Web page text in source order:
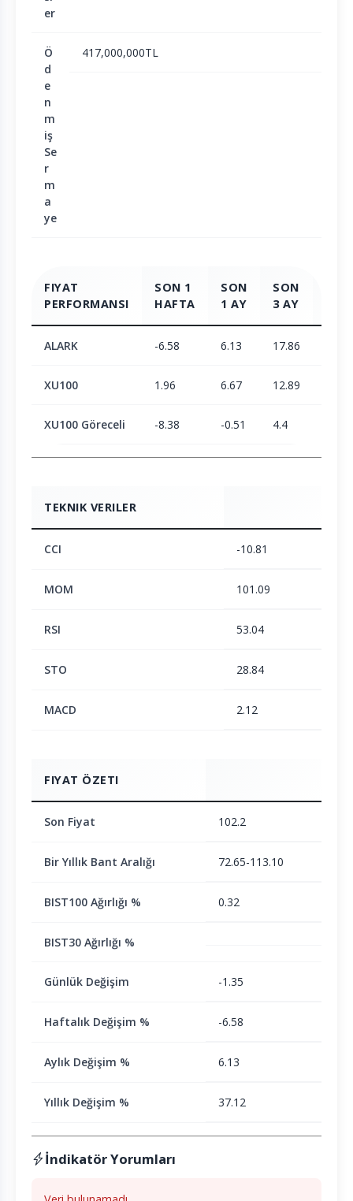
er
Ö
d
e
n
m
iş
Se
r
m
a
ye
417,000,000TL
FIYAT
PERFORMANSI
SON 1
HAFTA
SON
1 AY
SON
3 AY
ALARK -6.58 6.13 17.86
XU100 1.96 6.67 12.89
XU100 Göreceli -8.38 -0.51 4.4
TEKNIK VERILER
CCI -10.81
MOM 101.09
RSI 53.04
STO 28.84
MACD 2.12
FIYAT ÖZETI
Son Fiyat 102.2
Bir Yıllık Bant Aralığı 72.65-113.10
BIST100 Ağırlığı % 0.32
BIST30 Ağırlığı %
Günlük Değişim -1.35
Haftalık Değişim % -6.58
Aylık Değişim % 6.13
Yıllık Değişim % 37.12
İndikatör Yorumları